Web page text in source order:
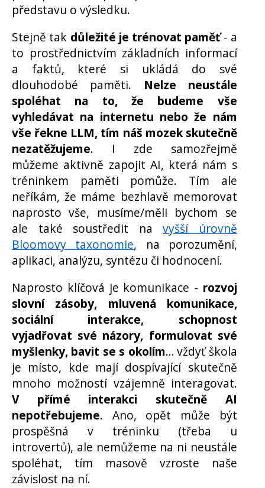
představu o výsledku.
Stejně tak důležité je trénovat paměť- a
to prostřednictvím základních informací
a faktů, které si ukládá do své
dlouhodobé paměti. Nelze neustále
spoléhat na to, že budeme vše
vyhledávat na internetu nebo že nám
vše řekne LLM, tím náš mozek skutečně
nezatěžujeme. I zde samozřejmě
můžeme aktivně zapojit AI, která nám s
tréninkem paměti pomůže. Tím ale
neříkám, že máme bezhlavě memorovat
naprosto vše, musíme/měli bychom se
ale také soustředit navyšší úrovně
Bloomovy taxonomie, na porozumění,
aplikaci, analýzu, syntézu či hodnocení.
Naprosto klíčová je komunikace - rozvoj
slovní zásoby, mluvená komunikace,
sociální interakce, schopnost
vyjadřovat své názory, formulovat své
myšlenky, bavit se s okolím… vždyť škola
je místo, kde mají dospívající skutečně
mnoho možností vzájemně interagovat.
V přímé interakci skutečně AI
nepotřebujeme. Ano, opět může být
prospěšná v tréninku (třeba u
introvertů), ale nemůžeme na ni neustále
spoléhat, tím masově vzroste naše
závislost na ní.